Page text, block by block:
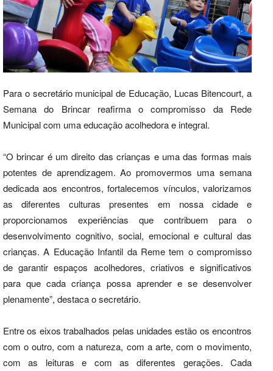
Para o secretário municipal de Educação, Lucas Bitencourt, a
Semana do Brincar reafirma o compromisso da Rede
Municipal com uma educação acolhedora e integral.
“O brincar é um direito das crianças e uma das formas mais
potentes de aprendizagem. Ao promovermos uma semana
dedicada aos encontros, fortalecemos vínculos, valorizamos
as diferentes culturas presentes em nossa cidade e
proporcionamos experiências que contribuem para o
desenvolvimento cognitivo, social, emocional e cultural das
crianças. A Educação Infantil da Reme tem o compromisso
de garantir espaços acolhedores, criativos e significativos
para que cada criança possa aprender e se desenvolver
plenamente”, destaca o secretário.
Entre os eixos trabalhados pelas unidades estão os encontros
com o outro, com a natureza, com a arte, com o movimento,
com as leituras e com as diferentes gerações. Cada